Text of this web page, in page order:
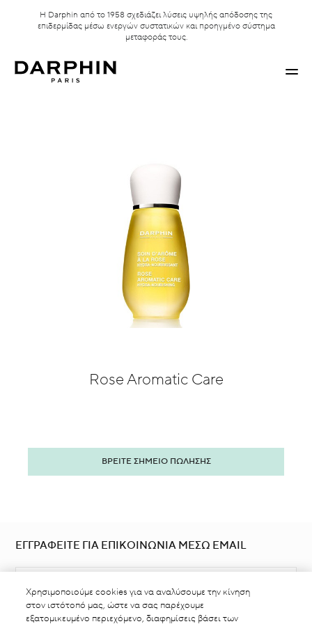
Η Darphin από το 1958 σχεδιάζει λύσεις υψηλής απόδοσης της
επιδερμίδας μέσω ενεργών συστατικών και προηγμένο σύστημα
μεταφοράς τους.
Rose Aromatic Care
ΒΡΕΙΤΕ ΣΗΜΕΙΟ ΠΩΛΗΣΗΣ
ΕΓΓΡΑΦΕΙΤΕ ΓΙΑ ΕΠΙΚΟΙΝΩΝΙΑ ΜΕΣΩ EMAIL
Χρησιμοποιούμε cookies για να αναλύσουμε την κίνηση
στον ιστότοπό μας, ώστε να σας παρέχουμε
εξατομικευμένο περιεχόμενο, διαφημίσεις βάσει των